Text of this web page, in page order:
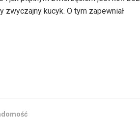
kucyk. O tym zapewniał